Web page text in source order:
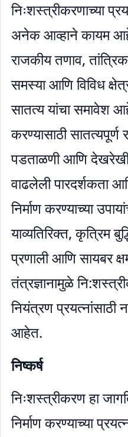
निःशस्त्रीकरणाच्या
अनेक आव्हाने कायम
राजकीय तणाव,
समस्या आणि विविध
सातत्य यांचा समावेश
करण्यासाठी सातत्यपूर्ण
पडताळणी आणि
वाढलेली पारदर्शकता
निर्माण करण्याच्या
याव्यतिरिक्त, कृत्रिम
प्रणाली आणि सायबर
तंत्रज्ञानामुळे
नियंत्रण प्रयत्नांसाठी
आहेत.
निष्कर्ष
निःशस्त्रीकरण हा
निर्माण करण्याच्या